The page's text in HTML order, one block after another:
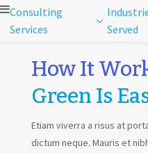
Consulting
Services
Served
How It
Green Is
Etiam viverra a risus at
dictum neque. Mauris et